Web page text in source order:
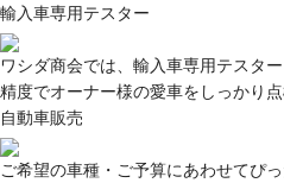
輸入車専用テスター
ワシダ商会では、輸入車専用テスタ
精度でオーナー様の愛車をしっかり点
自動車販売
ご希望の車種・ご予算にあわせてぴ